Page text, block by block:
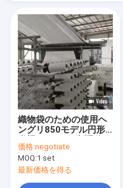
織物袋のための使用ヘ
ングリ850モデル円形
ーター
価格:negotiate
MOQ:1 set
最新価格を得る